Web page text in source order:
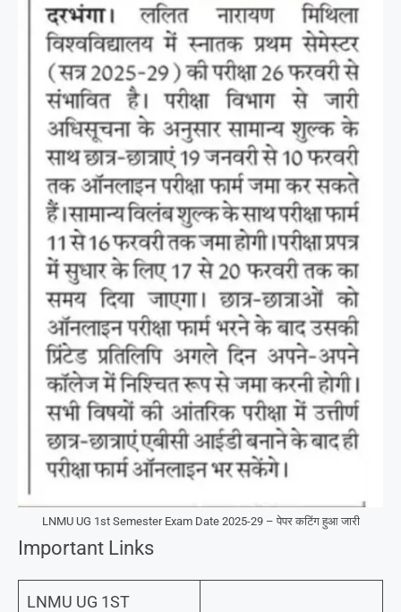
LNMU UG 1st Semester Exam Date 2025-29 – पेपर कटिंग हुआ जारी
Important Links
LNMU UG 1ST